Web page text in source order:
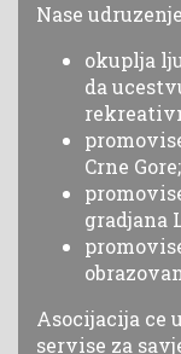
Nase
okuplja
da
Crne Gore;
gradjana
Asocijacija ce
servise za